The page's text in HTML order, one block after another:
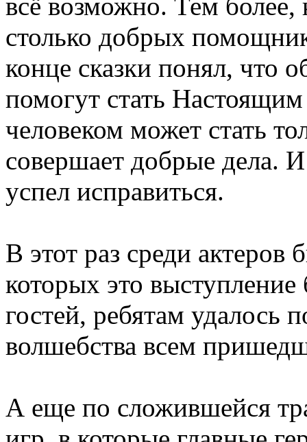
столько добрых
конце сказки понял, что
помогут стать
человеком может стать
совершает добрые дела.
успел исправиться.
В этот раз среди актеров
которых это
гостей, ребятам удалось
волшебства всем
А еще по сложившейся